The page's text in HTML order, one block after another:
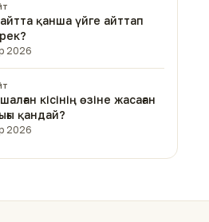
қанша үйге айттап
2026
кісінің өзіне жасаған
қандай?
2026